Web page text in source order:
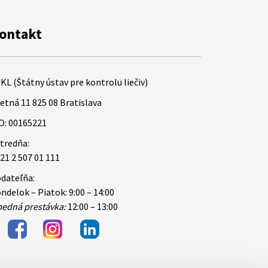
(Štátny ústav pre kontrolu liečiv)
11 825 08 Bratislava
00165221
2 507 01 111
– Piatok: 9:00 – 14:00
prestávka:12:00 – 13:00